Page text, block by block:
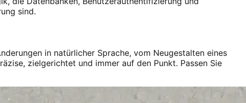
sind.
in natürlicher Sprache, vom Neugestalten eines
zielgerichtet und immer auf den Punkt. Passen Sie